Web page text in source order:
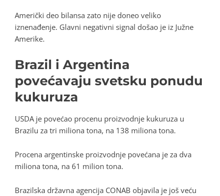
Američki deo bilansa zato nije doneo veliko
iznenađenje. Glavni negativni signal došao je iz Južne
Amerike.
Brazil i Argentina
povećavaju svetsku ponudu
kukuruza
USDA je povećao procenu proizvodnje kukuruza u
Brazilu za tri miliona tona, na 138 miliona tona.
Procena argentinske proizvodnje povećana je za dva
miliona tona, na 61 milion tona.
Brazilska državna agencija CONAB objavila je još veću